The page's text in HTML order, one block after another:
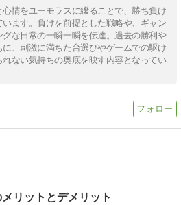
情をユーモラスに綴ることで、勝ち負け
ます。負けを前提とした戦略や、ギャン
な日常の一瞬一瞬を伝達。過去の勝利や
、刺激に満ちた台選びやゲームでの駆け
ない気持ちの奥底を映す内容となってい
リットとデメリット